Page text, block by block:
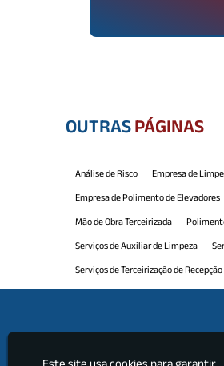
OUTRASPÁGINAS
Análise de Risco Empresa de
Empresa de Polimento de Elevadores
Mão de Obra Terceirizada
Serviços de Auxiliar de Limpeza
Serviços de Terceirização de Recepção
Terceirização de Limpeza e